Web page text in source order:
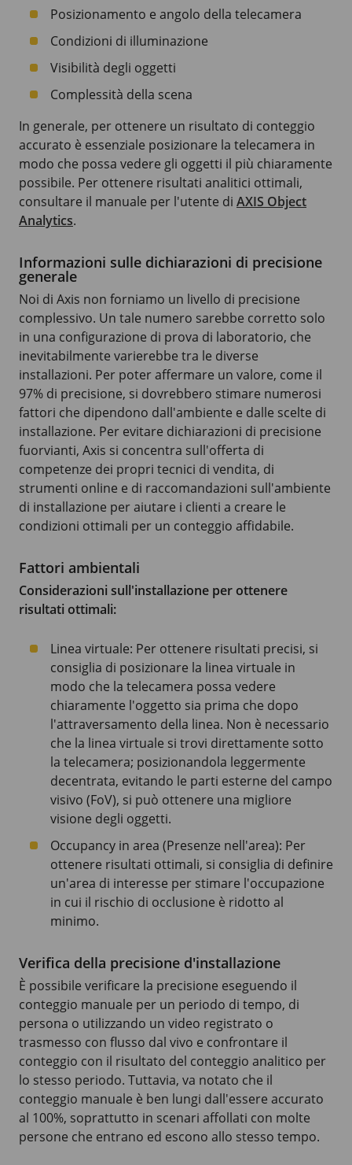
Posizionamento e angolo della telecamera
Condizioni di illuminazione
Visibilità degli oggetti
Complessità della scena
In generale, per ottenere un risultato di conteggio
accurato è essenziale posizionare la telecamera in
modo che possa vedere gli oggetti il più chiaramente
possibile. Per ottenere risultati analitici ottimali,
consultare il manuale per l'utente di AXIS Object
Analytics.
Informazioni sulle dichiarazioni di precisione
generale
Noi di Axis non forniamo un livello di precisione
complessivo. Un tale numero sarebbe corretto solo
in una configurazione di prova di laboratorio, che
inevitabilmente varierebbe tra le diverse
installazioni. Per poter affermare un valore, come il
97% di precisione, si dovrebbero stimare numerosi
fattori che dipendono dall'ambiente e dalle scelte di
installazione. Per evitare dichiarazioni di precisione
fuorvianti, Axis si concentra sull'offerta di
competenze dei propri tecnici di vendita, di
strumenti online e di raccomandazioni sull'ambiente
di installazione per aiutare i clienti a creare le
condizioni ottimali per un conteggio affidabile.
Fattori ambientali
Considerazioni sull'installazione per ottenere
risultati ottimali:
Linea virtuale: Per ottenere risultati precisi, si
consiglia di posizionare la linea virtuale in
modo che la telecamera possa vedere
chiaramente l'oggetto sia prima che dopo
l'attraversamento della linea. Non è necessario
che la linea virtuale si trovi direttamente sotto
la telecamera; posizionandola leggermente
decentrata, evitando le parti esterne del campo
visivo (FoV), si può ottenere una migliore
visione degli oggetti.
Occupancy in area (Presenze nell'area): Per
ottenere risultati ottimali, si consiglia di definire
un'area di interesse per stimare l'occupazione
in cui il rischio di occlusione è ridotto al
minimo.
Verifica della precisione d'installazione
È possibile verificare la precisione eseguendo il
conteggio manuale per un periodo di tempo, di
persona o utilizzando un video registrato o
trasmesso con flusso dal vivo e confrontare il
conteggio con il risultato del conteggio analitico per
lo stesso periodo. Tuttavia, va notato che il
conteggio manuale è ben lungi dall'essere accurato
al 100%, soprattutto in scenari affollati con molte
persone che entrano ed escono allo stesso tempo.